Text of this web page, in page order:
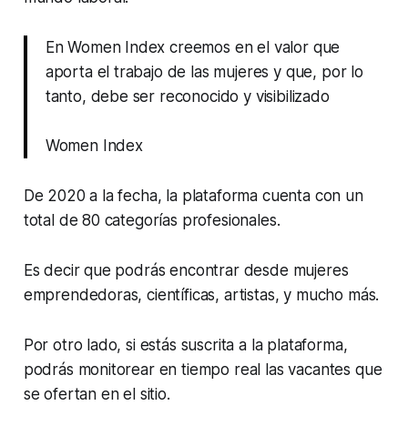
En Women Index creemos en el valor que
aporta el trabajo de las mujeres y que, por lo
tanto, debe ser reconocido y visibilizado
Women Index
De 2020 a la fecha, la plataforma cuenta con un
total de 80 categorías profesionales.
Es decir que podrás encontrar desde mujeres
emprendedoras, científicas, artistas, y mucho más.
Por otro lado, si estás suscrita a la plataforma,
podrás monitorear en tiempo real las vacantes que
se ofertan en el sitio.